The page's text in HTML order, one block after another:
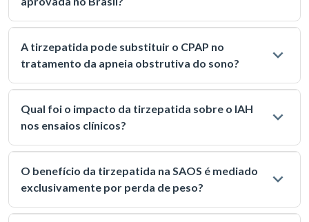
A tirzepatida pode substituir o CPAP no
tratamento da apneia obstrutiva do sono?
Qual foi o impacto da tirzepatida sobre o IAH
nos ensaios clínicos?
O benefício da tirzepatida na SAOS é mediado
exclusivamente por perda de peso?